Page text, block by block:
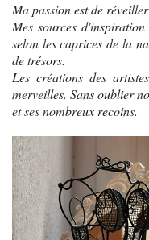
Ma passion est de
Mes sources
selon les caprices de la
de trésors.
Les créations des
merveilles. Sans oublier
et ses nombreux recoins.